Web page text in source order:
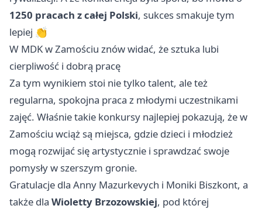
1250 pracach z całej Polski, sukces smakuje tym
lepiej 👏
W MDK w Zamościu znów widać, że sztuka lubi
cierpliwość i dobrą pracę
Za tym wynikiem stoi nie tylko talent, ale też
regularna, spokojna praca z młodymi uczestnikami
zajęć. Właśnie takie konkursy najlepiej pokazują, że w
Zamościu wciąż są miejsca, gdzie dzieci i młodzież
mogą rozwijać się artystycznie i sprawdzać swoje
pomysły w szerszym gronie.
Gratulacje dla Anny Mazurkevych i Moniki Biszkont, a
także dla Wioletty Brzozowskiej, pod której